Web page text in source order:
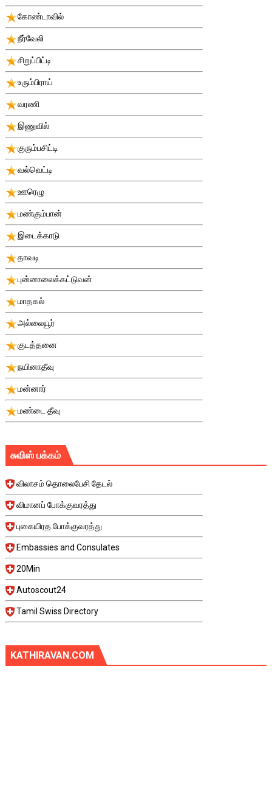
கோண்டாவில்
நீர்வேலி
சிறுப்பிட்டி
உரும்பிராய்
வரணி
இணுவில்
குரும்பசிட்டி
வல்வெட்டி
ஊரெழு
மண்கும்பான்
இடைக்காடு
தாவடி
புன்னாலைக்கட்டுவன்
மாதகல்
அல்லையூர்
குடத்தனை
நயினாதீவு
மன்னார்
மண்டை தீவு
சுவிஸ் பக்கம்
விலாசம் தொலைபேசி தேடல்
விமானப் போக்குவரத்து
புகையிரத போக்குவரத்து
Embassies and Consulates
20Min
Autoscout24
Tamil Swiss Directory
KATHIRAVAN.COM